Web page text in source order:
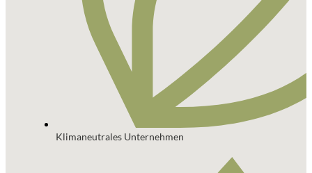
Klimaneutrales Unternehmen